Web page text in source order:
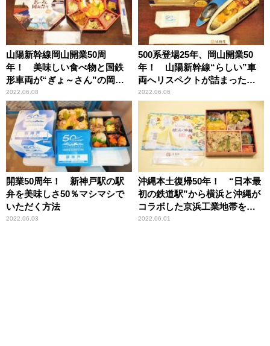
山陽新幹線岡山開業50周
年！ 美味しい食べ物と国鉄
形車両が“ぎょ～さん”の岡山
旅
2022.06.08
500系登場25年、岡山開業50
年！ 山陽新幹線“らしい”車
両へリスペクトが詰まった記
念駅弁
2022.06.06
開業50周年！ 新神戸駅の駅
弁を美味しさ50％マシマシで
いただく方法
2022.06.03
沖縄本土復帰50年！ “日本最
初の鉄道駅”から横浜と沖縄が
コラボした京浜工業地帯を電
車で巡ってみた
2022.06.01